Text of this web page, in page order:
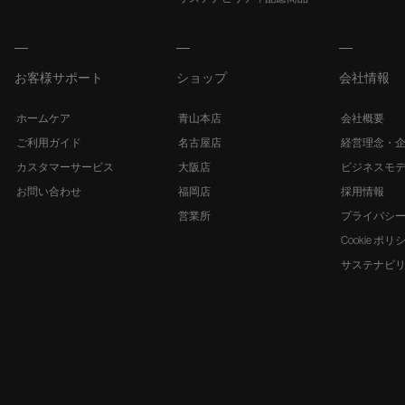
お客様サポート
ホームケア
ご利用ガイド
カスタマーサービス
お問い合わせ
ショップ
青山本店
名古屋店
大阪店
福岡店
営業所
会社情報
会社概要
経営理念・
ビジネスモ
採用情報
プライバシ
Cookie ポリ
サステナビ